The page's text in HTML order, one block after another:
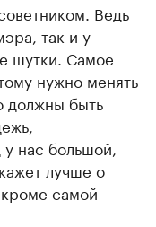
Ведь
так и у
шутки. Самое
нужно менять
должны быть
нас большой,
лучше о
самой